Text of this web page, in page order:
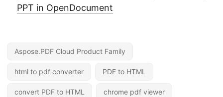
PPT in OpenDocument
Aspose.PDF Cloud Product Family
html to pdf converter PDF to HTML
convert PDF to HTML chrome pdf viewer